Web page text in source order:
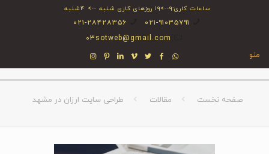
ساعات کاری:۹-->۱۹ روزهای کاری شنبه --> ۴شنبه
۰۲۱-۹۱۰۳۵۷۹۱
۰۲۱-۲۸۴۲۸۳۵۶
03sotweb@gmail.com
منو
صفحه نخست مقالات طراحی سایت ارزان در مشهد